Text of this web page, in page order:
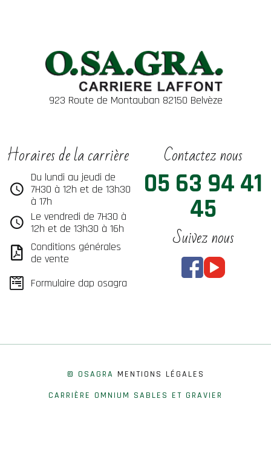
923 Route de Montauban 82150 Belvèze
Horaires de la carrière
Du lundi au jeudi de
7H30 à 12h et de 13h30
à 17h
Le vendredi de 7H30 à
12h et de 13h30 à 16h
Conditions générales
de vente
Formulaire dap osagra
Contactez nous
05 63 94 41
45
Suivez nous
© OSAGRA MENTIONS LÉGALES
CARRIÈRE OMNIUM SABLES ET GRAVIER